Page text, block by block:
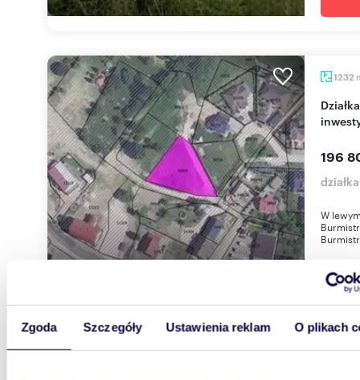
Zgoda Szczegóły Ustawienia reklam O plikach
1232
Działka 1232 m² w Lądku-Zdroju, idealna pod
196
W